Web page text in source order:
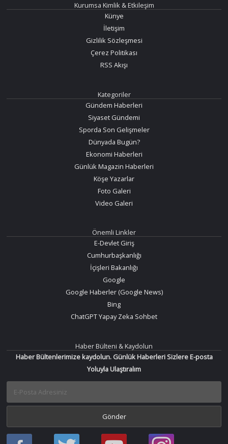
Kurumsa Kimlik & Etkileşim
Künye
İletişim
Gizlilik Sözleşmesi
Çerez Politikası
RSS Akışı
Kategoriler
Gündem Haberleri
Siyaset Gündemi
Sporda Son Gelişmeler
Dünyada Bugün?
Ekonomi Haberleri
Günlük Magazin Haberleri
Köşe Yazarlar
Foto Galeri
Video Galeri
Önemli Linkler
E-Devlet Giriş
Cumhurbaşkanlığı
İçişleri Bakanlığı
Google
Google Haberler (Google News)
Bing
ChatGPT Yapay Zeka Sohbet
Haber Bülteni & Kaydolun
Haber Bültenlerimize kaydolun. Günlük Haberleri Sizlere E-posta
Yoluyla Ulaştıralım
Haber
Haber
Bir
Bir